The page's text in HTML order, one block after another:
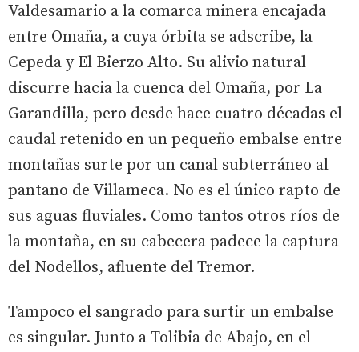
Valdesamario a la comarca minera encajada
entre Omaña, a cuya órbita se adscribe, la
Cepeda y El Bierzo Alto. Su alivio natural
discurre hacia la cuenca del Omaña, por La
Garandilla, pero desde hace cuatro décadas el
caudal retenido en un pequeño embalse entre
montañas surte por un canal subterráneo al
pantano de Villameca. No es el único rapto de
sus aguas fluviales. Como tantos otros ríos de
la montaña, en su cabecera padece la captura
del Nodellos, afluente del Tremor.
Tampoco el sangrado para surtir un embalse
es singular. Junto a Tolibia de Abajo, en el